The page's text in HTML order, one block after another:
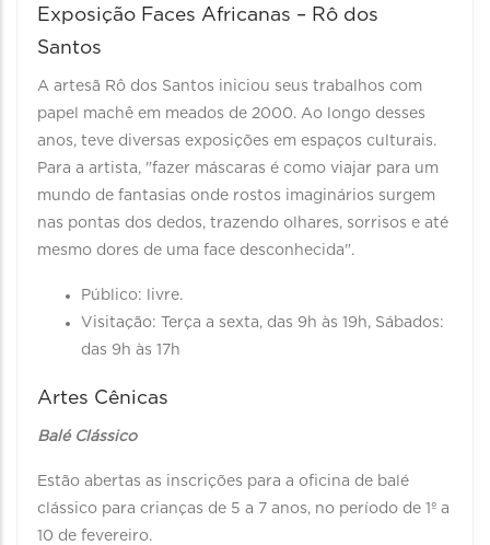
Exposição Faces Africanas – Rô dos
Santos
A artesã Rô dos Santos iniciou seus trabalhos com
papel machê em meados de 2000. Ao longo desses
anos, teve diversas exposições em espaços culturais.
Para a artista, "fazer máscaras é como viajar para um
mundo de fantasias onde rostos imaginários surgem
nas pontas dos dedos, trazendo olhares, sorrisos e até
mesmo dores de uma face desconhecida".
Público: livre.
Visitação: Terça a sexta, das 9h às 19h, Sábados:
das 9h às 17h
Artes Cênicas
Balé Clássico
Estão abertas as inscrições para a oficina de balé
clássico para crianças de 5 a 7 anos, no período de 1º a
10 de fevereiro.